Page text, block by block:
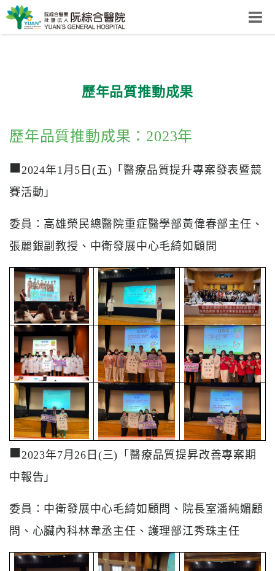
Select Language▼
阮
合
康
護
體
系
認
識
阮
綜
合
醫
療
服
醫
指
南
醫
歷年品質推動成果
歷年品質推動成果：2023年
■2024年1月5日(五)「醫療品質提升專案發表暨競
賽活動」
委員：高雄榮民總醫院重症醫學部黃偉春部主任、
張麗銀副教授、中衛發展中心毛綺如顧問
■2023年7月26日(三)「醫療品質提昇改善專案期
中報告」
委員：中衛發展中心毛綺如顧問、院長室潘純媚顧
問、心臟內科林韋丞主任、護理部江秀珠主任